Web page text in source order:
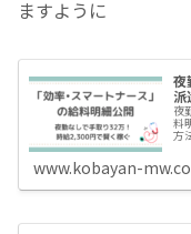
ますように
夜
派
夜
料
方
www.kobayan-